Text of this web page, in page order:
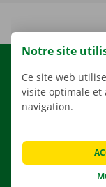
Notre site
Ce site web
visite optimale et
navigation.